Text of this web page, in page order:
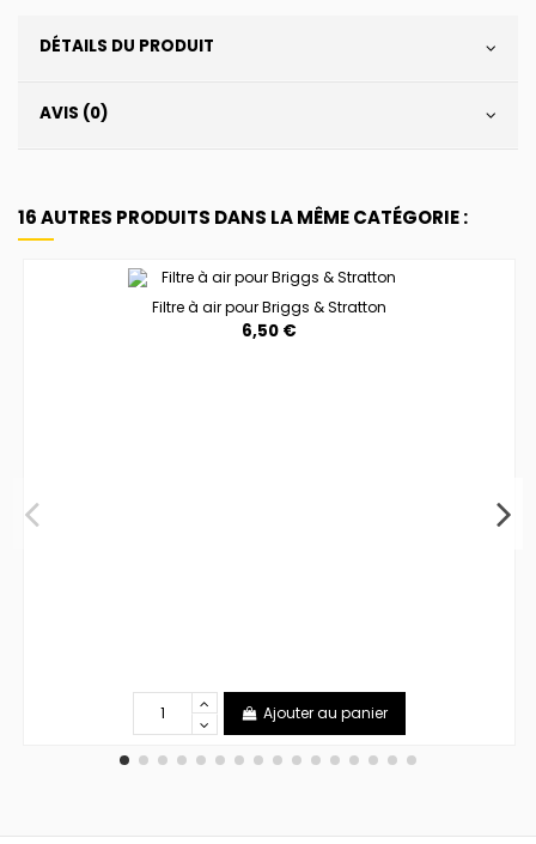
DÉTAILS DU PRODUIT
AVIS (0)
16 AUTRES PRODUITS DANS LA MÊME CATÉGORIE :
Filtre à air pour Briggs & Stratton
6,50 €
Ajouter au panier